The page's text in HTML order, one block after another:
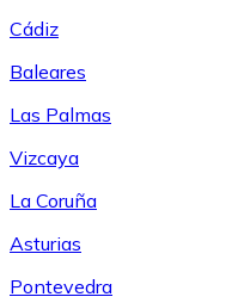
Cádiz
Baleares
Las Palmas
Vizcaya
La Coruña
Asturias
Pontevedra